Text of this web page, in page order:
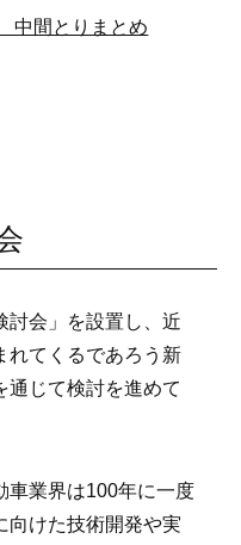
中間とりまとめ
討会」を設置し、近
れてくるであろう新
通じて検討を進めて
車業界は100年に一度
向けた技術開発や実